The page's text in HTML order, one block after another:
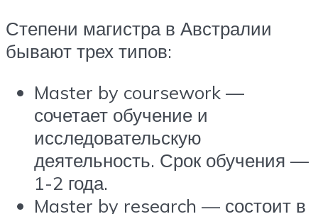
Степени магистра в Австралии
бывают трех типов:
Master by coursework —
сочетает обучение и
исследовательскую
деятельность. Срок обучения —
1-2 года.
Master by research — состоит в